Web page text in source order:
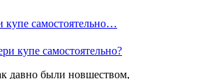
купе самостоятельно…
давно были новшеством,